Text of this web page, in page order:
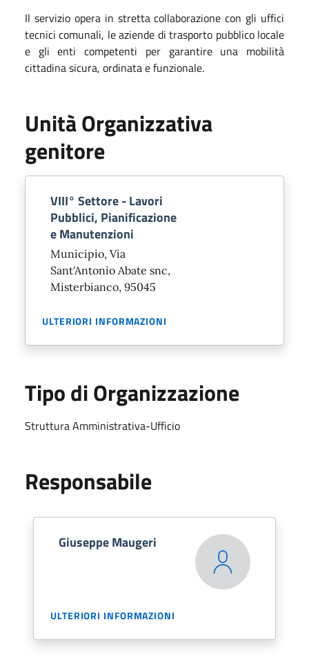
Il servizio opera in stretta collaborazione con gli uffici
tecnici comunali, le aziende di trasporto pubblico locale
e gli enti competenti per garantire una mobilità
cittadina sicura, ordinata e funzionale.
Unità Organizzativa
genitore
VIII° Settore - Lavori
Pubblici, Pianificazione
e Manutenzioni
Municipio, Via
Sant'Antonio Abate snc,
Misterbianco, 95045
ULTERIORI INFORMAZIONI
Tipo di Organizzazione
Struttura Amministrativa-Ufficio
Responsabile
Giuseppe Maugeri
ULTERIORI INFORMAZIONI